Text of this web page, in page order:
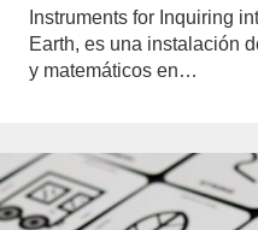
Instruments for Inquiring
Earth, es una instalación
y matemáticos en…